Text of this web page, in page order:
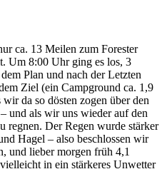
ca. 13 Meilen zum Forester
Um 8:00 Uhr ging es los, 3
Plan und nach der Letzten
Ziel (ein Campground ca. 1,9
da so dösten zogen über den
und als wir uns wieder auf den
regnen. Der Regen wurde stärker
Hagel – also beschlossen wir
und lieber morgen früh 4,1
in ein stärkeres Unwetter